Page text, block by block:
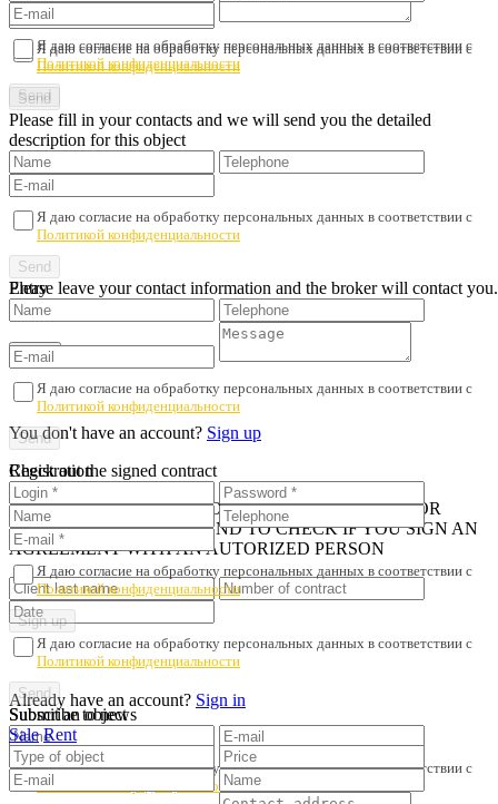
Я даю согласие на обработку персональных данных в соответствии с
Политикой конфиденциальности
Я даю согласие на обработку персональных данных в соответствии с
Политикой конфиденциальности
Please fill in your contacts and we will send you the detailed
description for this object
Я даю согласие на обработку персональных данных в соответствии с
Политикой конфиденциальности
Please leave your contact information and the broker will contact you.
Я даю согласие на обработку персональных данных в соответствии с
Политикой конфиденциальности
Entry
You don't have an account? Sign up
Registration
Я даю согласие на обработку персональных данных в соответствии с
Политикой конфиденциальности
Already have an account? Sign in
Check out the signed contract
iN ORDER TO AVOID PROPERTY FRAUD AND POOR
SERVICE, WE RECOMMEND TO CHECK IF YOU SIGN AN
AGREEMENT WITH AN AUTORIZED PERSON
Я даю согласие на обработку персональных данных в соответствии с
Политикой конфиденциальности
Submit an object
Sale Rent
Subscribe to news
Я даю согласие на обработку персональных данных в соответствии с
Политикой конфиденциальности